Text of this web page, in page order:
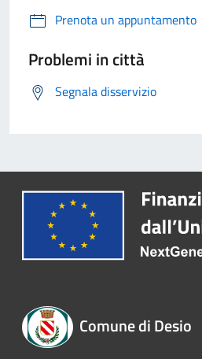
Prenota un appuntamento
Problemi in città
Segnala disservizio
Comune di Desio